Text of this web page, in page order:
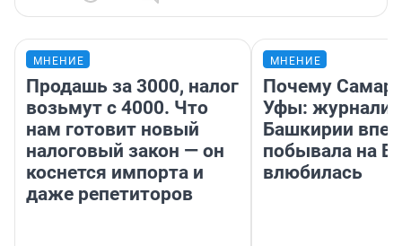
МНЕНИЕ
Продашь за 3000, налог
возьмут с 4000. Что
нам готовит новый
налоговый закон — он
коснется импорта и
даже репетиторов
МНЕНИЕ
Почему
Уфы:
Башкирии
побывала на
влюбилась